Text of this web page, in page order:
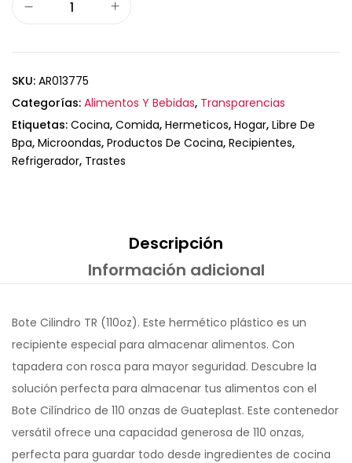
SKU: AR013775
Categorías: Alimentos Y Bebidas, Transparencias
Etiquetas: Cocina, Comida, Hermeticos, Hogar, Libre De
Bpa, Microondas, Productos De Cocina, Recipientes,
Refrigerador, Trastes
Descripción
Información adicional
Bote Cilindro TR (110oz). Este hermético plástico es un
recipiente especial para almacenar alimentos. Con
tapadera con rosca para mayor seguridad. Descubre la
solución perfecta para almacenar tus alimentos con el
Bote Cilíndrico de 110 onzas de Guateplast. Este contenedor
versátil ofrece una capacidad generosa de 110 onzas,
perfecta para guardar todo desde ingredientes de cocina